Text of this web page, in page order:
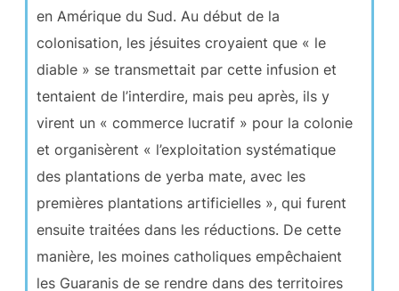
en Amérique du Sud. Au début de la
colonisation, les jésuites croyaient que « le
diable » se transmettait par cette infusion et
tentaient de l’interdire, mais peu après, ils y
virent un « commerce lucratif » pour la colonie
et organisèrent « l’exploitation systématique
des plantations de yerba mate, avec les
premières plantations artificielles », qui furent
ensuite traitées dans les réductions. De cette
manière, les moines catholiques empêchaient
les Guaranis de se rendre dans des territoires